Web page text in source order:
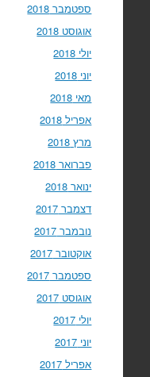
ספטמבר 2018
אוגוסט 2018
יולי 2018
יוני 2018
מאי 2018
אפריל 2018
מרץ 2018
פברואר 2018
ינואר 2018
דצמבר 2017
נובמבר 2017
אוקטובר 2017
ספטמבר 2017
אוגוסט 2017
יולי 2017
יוני 2017
אפריל 2017